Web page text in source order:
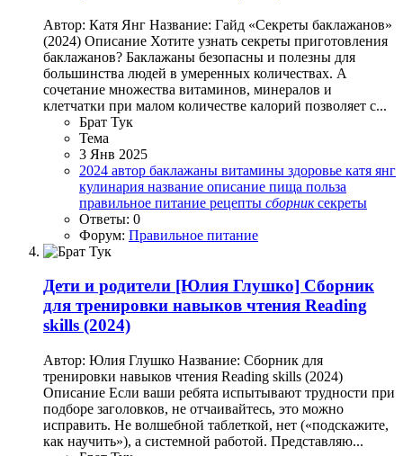
Автор: Катя Янг Название: Гайд «Секреты баклажанов»
(2024) Описание Хотите узнать секреты приготовления
баклажанов? Баклажаны безопасны и полезны для
большинства людей в умеренных количествах. А
сочетание множества витаминов, минералов и
клетчатки при малом количестве калорий позволяет с...
Брат Тук
Тема
3 Янв 2025
2024 автор баклажаны витамины здоровье катя янг
кулинария название описание пища польза
правильное питание рецепты сборник секреты
Ответы: 0
Форум: Правильное питание
Дети и родители [Юлия Глушко] Сборник
для тренировки навыков чтения Reading
skills (2024)
Автор: Юлия Глушко Название: Сборник для
тренировки навыков чтения Reading skills (2024)
Описание Если ваши ребята испытывают трудности при
подборе заголовков, не отчаивайтесь, это можно
исправить. Не волшебной таблеткой, нет («подскажите,
как научить»), а системной работой. Представляю...